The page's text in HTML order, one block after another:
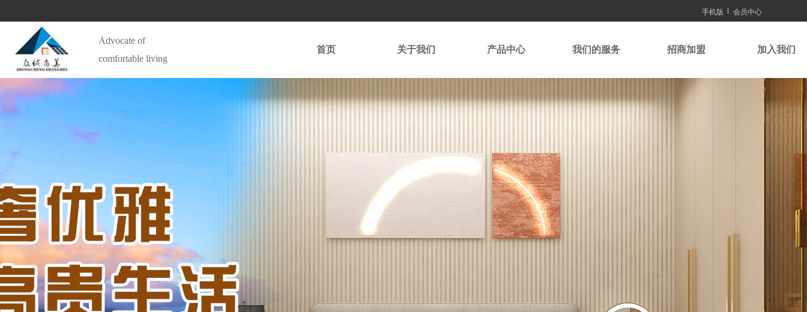
手机版 会员中心
Advocate of
comfortable living
首页 关于我们 产品中心 我们的服务 招商加盟 加入我们